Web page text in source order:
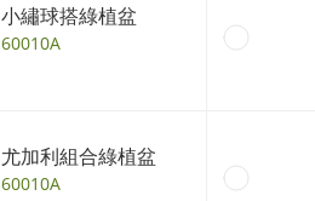
小繡球搭綠植盆
60010A
尤加利組合綠植盆
60010A